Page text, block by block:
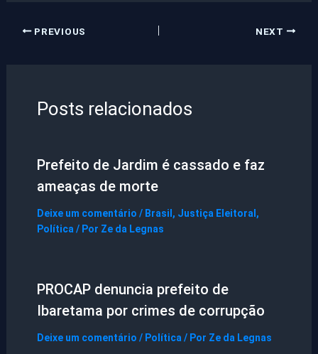
PREVIOUS NEXT
Posts relacionados
Prefeito de Jardim é cassado e faz
ameaças de morte
Deixe um comentário / Brasil , Justiça Eleitoral ,
Política / Por Ze da Legnas
PROCAP denuncia prefeito de
Ibaretama por crimes de corrupção
Deixe um comentário / Política / Por Ze da Legnas